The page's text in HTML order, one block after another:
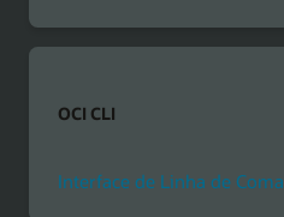
OCI CLI
Interface de Linha de